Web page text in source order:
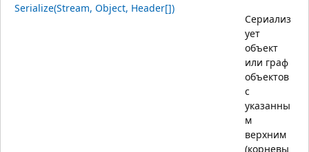
Serialize(Stream, Object, Header[])
Сериализ
ует
объект
или граф
объектов
с
указанны
м
верхним
(корневы